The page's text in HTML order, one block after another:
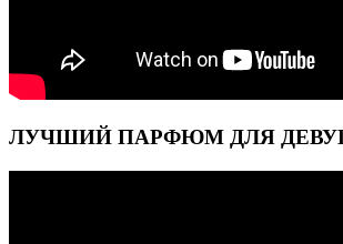
ЛУЧШИЙ ПАРФЮМ ДЛЯ